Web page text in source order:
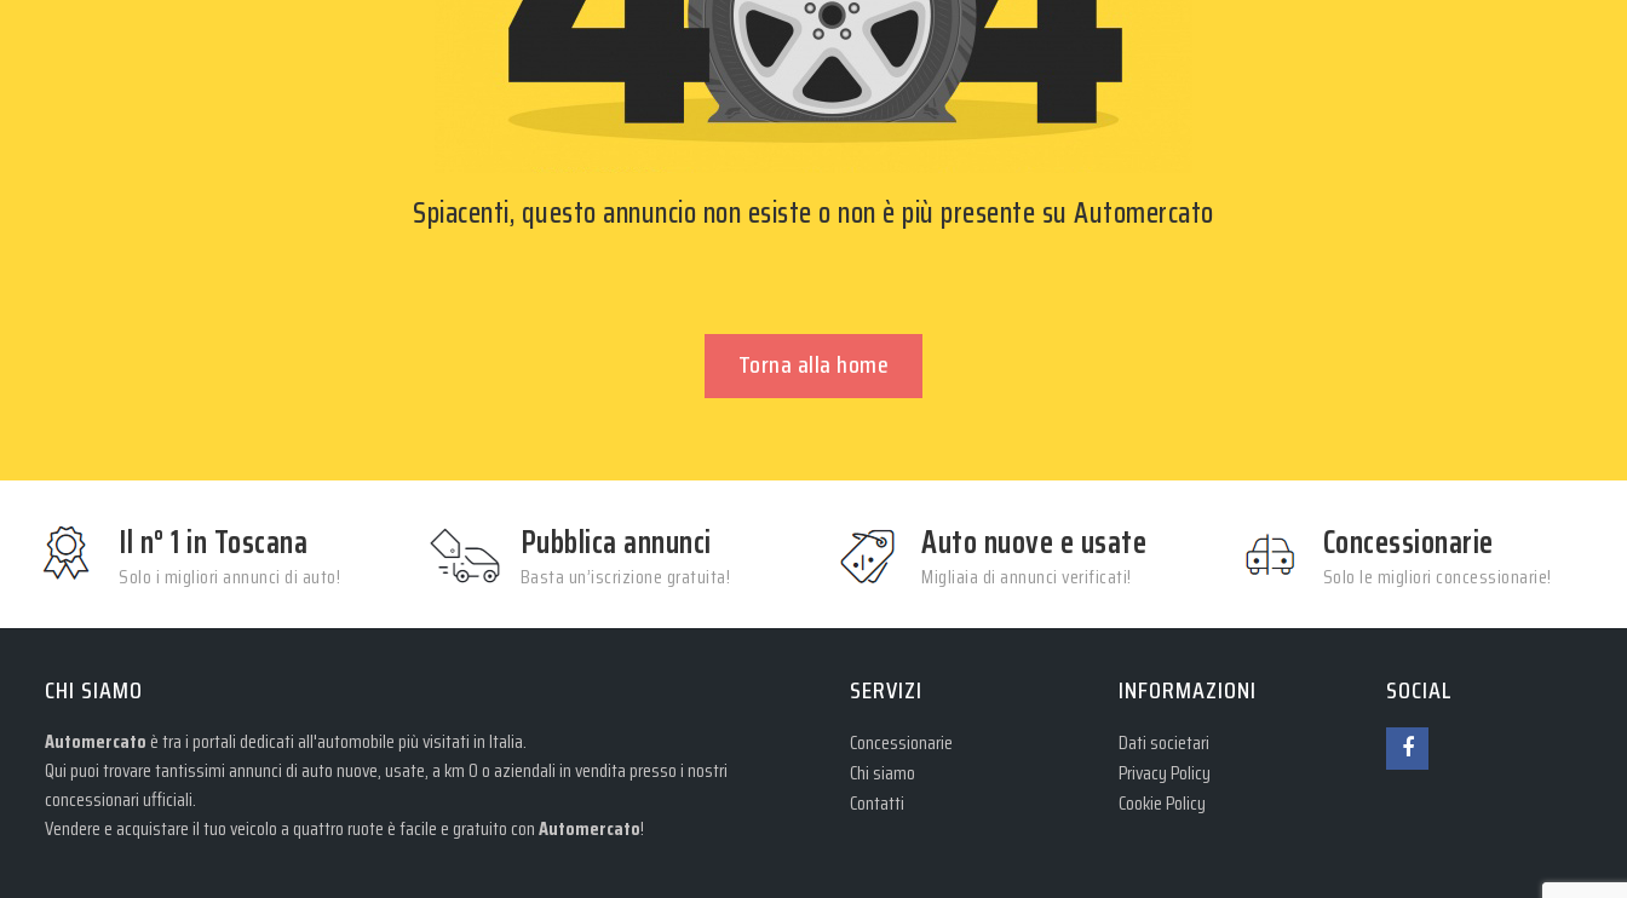
Spiacenti, questo annuncio non esiste o non è più presente su Automercato
Torna alla home
Il n° 1 in Toscana
Solo i migliori annunci di auto!
Pubblica annunci
Basta un’iscrizione gratuita!
Auto nuove e usate
Migliaia di annunci verificati!
Concessionarie
Solo le migliori concessionarie!
CHI SIAMO
Automercato è tra i portali dedicati all'automobile più visitati in Italia.
Qui puoi trovare tantissimi annunci di auto nuove, usate, a km 0 o aziendali in vendita presso i nostri
concessionari ufficiali.
Vendere e acquistare il tuo veicolo a quattro ruote è facile e gratuito conAutomercato!
SERVIZI
Concessionarie
Chi siamo
Contatti
INFORMAZIONI
Dati societari
Privacy Policy
Cookie Policy
SOCIAL